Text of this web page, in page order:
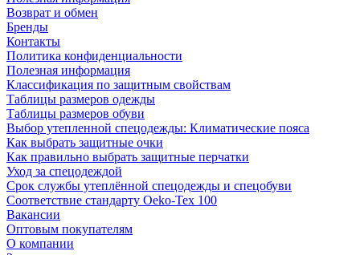
Возврат и обмен
Бренды
Контакты
Политика конфиденциальности
Полезная информация
Классификация по защитным свойствам
Таблицы размеров одежды
Таблицы размеров обуви
Выбор утепленной спецодежды: Климатические пояса
Как выбрать защитные очки
Как правильно выбрать защитные перчатки
Уход за спецодеждой
Срок службы утеплённой спецодежды и спецобуви
Соответствие стандарту Oeko-Tex 100
Вакансии
Оптовым покупателям
О компании